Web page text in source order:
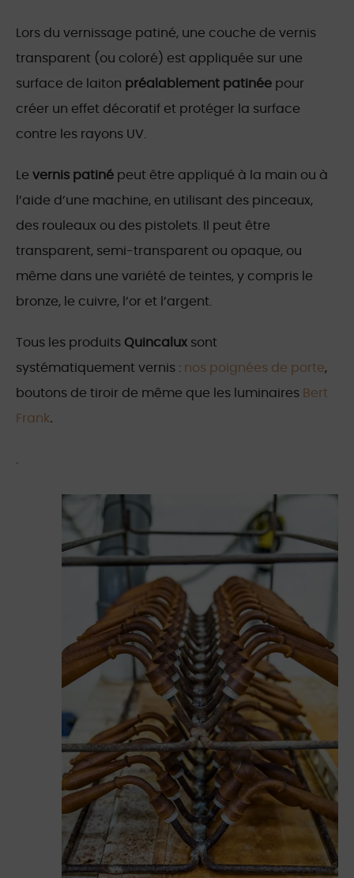
Lors du vernissage patiné, une couche de vernis
transparent (ou coloré) est appliquée sur une
surface de laiton préalablement patinée pour
créer un effet décoratif et protéger la surface
contre les rayons UV.
Le vernis patiné peut être appliqué à la main ou à
l’aide d’une machine, en utilisant des pinceaux,
des rouleaux ou des pistolets. Il peut être
transparent, semi-transparent ou opaque, ou
même dans une variété de teintes, y compris le
bronze, le cuivre, l’or et l’argent.
Tous les produits Quincalux sont
systématiquement vernis : nos poignées de porte,
boutons de tiroir de même que les luminaires Bert
Frank.